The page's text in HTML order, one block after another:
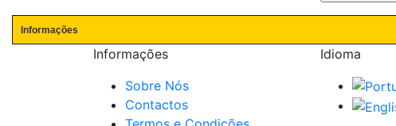
Informações
Informações
Sobre Nós
Contactos
Idioma